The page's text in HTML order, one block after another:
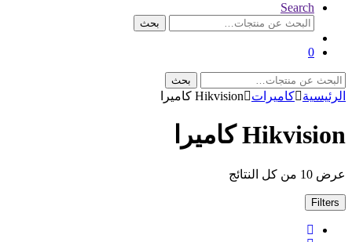
Search
البحث
بحث
0
البحث
عن:
بحث
الرئيسية كاميرات Hikvision كاميرا
Hikvision كاميرا
عرض ⁦10⁩ من كل النتائج
Filters